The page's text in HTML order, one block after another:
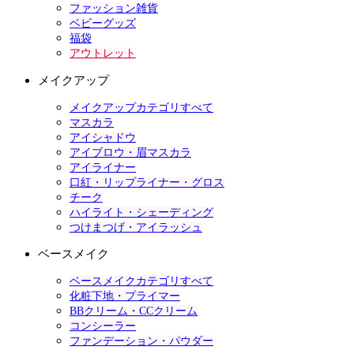
ファッション雑貨
ベビーグッズ
福袋
アウトレット
メイクアップ
メイクアップカテゴリすべて
マスカラ
アイシャドウ
アイブロウ・眉マスカラ
アイライナー
口紅・リップライナー・グロス
チーク
ハイライト・シェーディング
つけまつげ・アイラッシュ
ベースメイク
ベースメイクカテゴリすべて
化粧下地・プライマー
BBクリーム・CCクリーム
コンシーラー
ファンデーション・パウダー